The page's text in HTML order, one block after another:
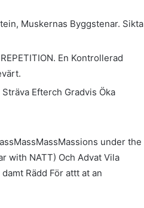
Muskernas Byggstenar. Sikta
En Kontrollerad
Efterch Gradvis Öka
under the
with NATT) Och Advat Vila
Rädd För attt at an